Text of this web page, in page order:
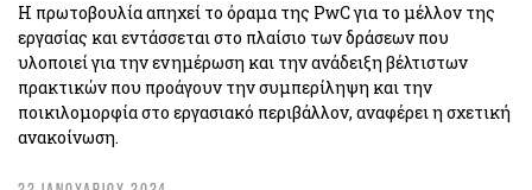
Η πρωτοβουλία απηχεί το όραμα της PwC για το μέλλον της
εργασίας και εντάσσεται στο πλαίσιο των δράσεων που
υλοποιεί για την ενημέρωση και την ανάδειξη βέλτιστων
πρακτικών που προάγουν την συμπερίληψη και την
ποικιλομορφία στο εργασιακό περιβάλλον, αναφέρει η σχετική
ανακοίνωση.